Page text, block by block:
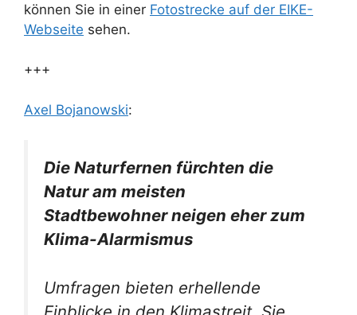
können Sie in einer Fotostrecke auf der EIKE-
Webseite sehen.
+++
Axel Bojanowski:
Die Naturfernen fürchten die
Natur am meisten
Stadtbewohner neigen eher zum
Klima-Alarmismus
Umfragen bieten erhellende